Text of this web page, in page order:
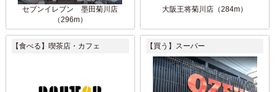
セブンイレブン 墨田菊川店
（296m）
大阪王将菊川店（284m）
【食べる】喫茶店・カフェ 【買う】スーパー